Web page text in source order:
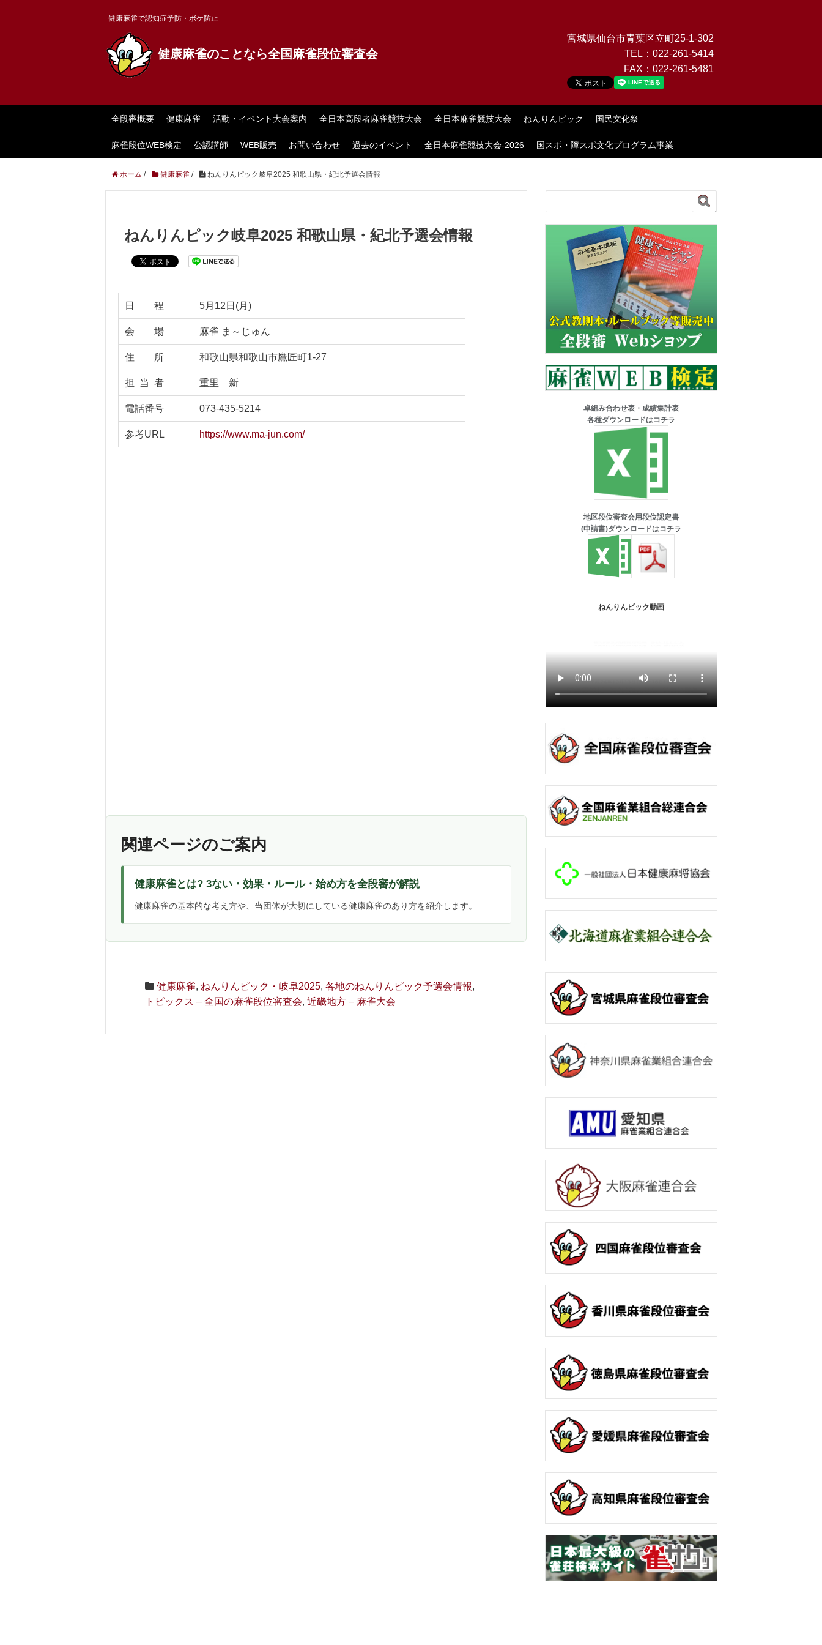
健康麻雀で認知症予防・ボケ防止
健康麻雀のことなら全国麻雀段位審査会
宮城県仙台市青葉区立町25-1-302
TEL： 022-261-5414
FAX： 022-261-5481
全段審概要 健康麻雀 活動・イベント大会案内 全日本高段者麻雀競技大会 全日本麻雀競技大会 ねんりんピック 国民文化祭
麻雀段位WEB検定 公認講師 WEB販売 お問い合わせ 過去のイベント 全日本麻雀競技大会-2026 国スポ・障スポ文化プログラム事業
ホーム / 健康麻雀 / ねんりんピック岐阜2025 和歌山県・紀北予選会情報
ねんりんピック岐阜2025 和歌山県・紀北予選会情報
日 程 5月12日(月)
会 場 麻雀 ま～じゅん
住 所 和歌山県和歌山市鷹匠町1-27
担 当 者 重里 新
電話番号 073-435-5214
参考URL https://www.ma-jun.com/
関連ページのご案内
健康麻雀とは? 3ない・効果・ルール・始め方を全段審が解説
健康麻雀の基本的な考え方や、当団体が大切にしている健康麻雀のあり方を紹介します。
健康麻雀, ねんりんピック・岐阜2025, 各地のねんりんピック予選会情報,
トピックス – 全国の麻雀段位審査会, 近畿地方 – 麻雀大会

卓組み合わせ表・成績集計表
各種ダウンロードはコチラ
地区段位審査会用段位認定書
(申請書)ダウンロードはコチラ
ねんりんピック動画